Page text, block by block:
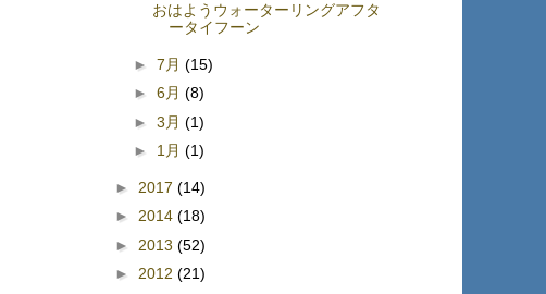
おはようウォーターリングアフタ
ータイフーン
► 7月 (15)
► 6月 (8)
► 3月 (1)
► 1月 (1)
► 2017 (14)
► 2014 (18)
► 2013 (52)
► 2012 (21)